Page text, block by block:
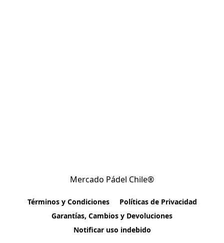
Mercado Pádel Chile®
Términos y Condiciones
Políticas de Privacidad
Garantías, Cambios y Devoluciones
Notificar uso indebido